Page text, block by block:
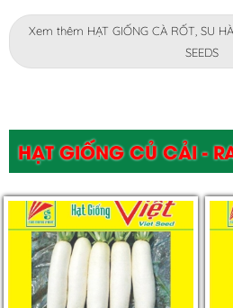
Xem thêm HẠT GIỐNG CÀ RỐT, SU
SEEDS
HẠT GIỐNG CỦ CẢI -